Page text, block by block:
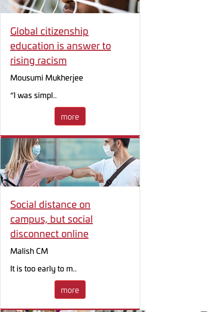
Global citizenship
education is answer to
rising racism
Mousumi Mukherjee
“I was simpl..
more
Social distance on
campus, but social
disconnect online
Malish CM
It is too early to m..
more